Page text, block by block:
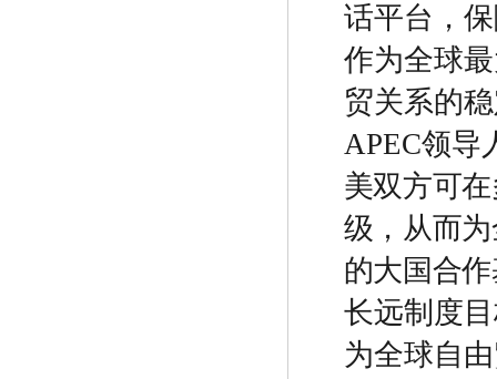
话平台 ，
作为全球
贸关系的
APEC领导
美双方可
级，从而
的大国合
长远制度
为全球自